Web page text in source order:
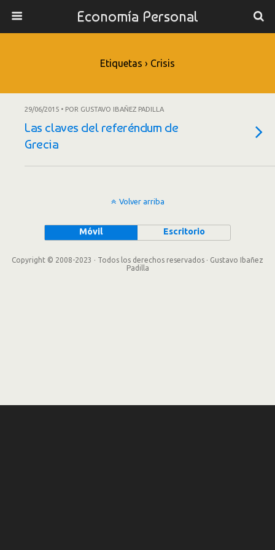
Economía Personal
Etiquetas › Crisis
29/06/2015 • POR GUSTAVO IBAÑEZ PADILLA
Las claves del referéndum de
Grecia
Volver arriba
Móvil Escritorio
Copyright © 2008-2023 · Todos los derechos reservados · Gustavo Ibañez
Padilla